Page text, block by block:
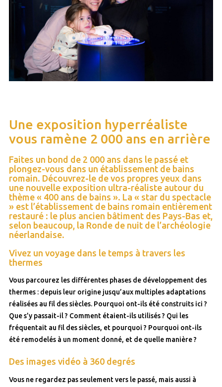
Une exposition hyperréaliste
vous ramène 2 000 ans en arrière
Faites un bond de 2 000 ans dans le passé et
plongez-vous dans un établissement de bains
romain. Découvrez-le de vos propres yeux dans
une nouvelle exposition ultra-réaliste autour du
thème « 400 ans de bains ». La « star du spectacle
» est l’établissement de bains romain entièrement
restauré : le plus ancien bâtiment des Pays-Bas et,
selon beaucoup, la Ronde de nuit de l’archéologie
néerlandaise.
Vivez un voyage dans le temps à travers les
thermes
Vous parcourez les différentes phases de développement des
thermes : depuis leur origine jusqu’aux multiples adaptations
réalisées au fil des siècles. Pourquoi ont-ils été construits ici ?
Que s’y passait-il ? Comment étaient-ils utilisés ? Qui les
fréquentait au fil des siècles, et pourquoi ? Pourquoi ont-ils
été remodelés à un moment donné, et de quelle manière ?
Des images vidéo à 360 degrés
Vous ne regardez pas seulement vers le passé, mais aussi à